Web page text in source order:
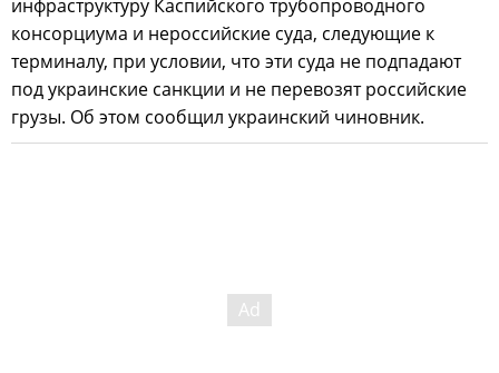
инфраструктуру Каспийского трубопроводного
консорциума и нероссийские суда, следующие к
терминалу, при условии, что эти суда не подпадают
под украинские санкции и не перевозят российские
грузы. Об этом сообщил украинский чиновник.